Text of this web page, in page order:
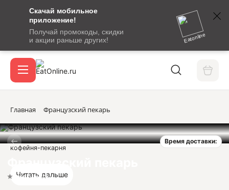
Скачай мобильное
приложение!
Получай промокоды, скидки
и акции раньше других!
Eatonline
сообщение
кодом
подтверждения
Вход / регистрация
Акции
Главная Французский пекарь
Время доставки:
Нет оценок
кофейня-пекарня
Читать дальше